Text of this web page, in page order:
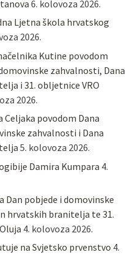
6. kolovoza 2026.
Ljetna škola hrvatskog
2026.
Kutine povodom
zahvalnosti, Dana
i 31. obljetnice VRO
2026.
Celjaka povodom Dana
zahvalnosti i Dana
5. kolovoza 2026.
Damira Kumpara 4.
Dan pobjede i domovinske
hrvatskih branitelja te 31.
4. kolovoza 2026.
na Svjetsko prvenstvo 4.